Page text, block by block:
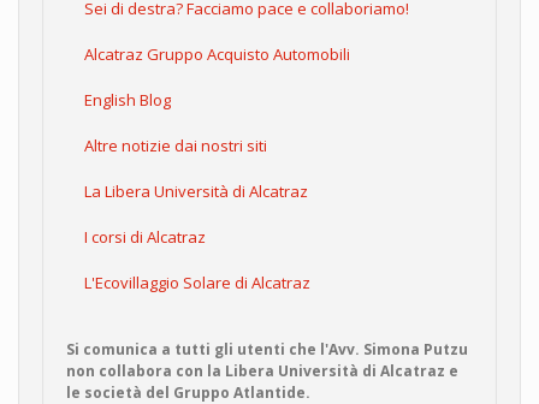
Sei di destra? Facciamo pace e collaboriamo!
Alcatraz Gruppo Acquisto Automobili
English Blog
Altre notizie dai nostri siti
La Libera Università di Alcatraz
I corsi di Alcatraz
L'Ecovillaggio Solare di Alcatraz
Si comunica a tutti gli utenti che l'Avv. Simona Putzu
non collabora con la Libera Università di Alcatraz e
le società del Gruppo Atlantide.